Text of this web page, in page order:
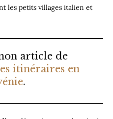
les petits villages italien et
article de
itinéraires en
.